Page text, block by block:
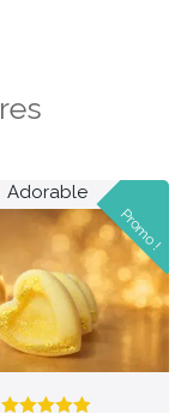
Adorable
Promo !